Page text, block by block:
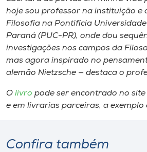
hoje sou professor na instituição e
Filosofia na Pontifícia
Paraná (PUC-PR), onde dou
investigações nos campos da
mas agora inspirado no
alemão Nietzsche — destaca o
O livro pode ser encontrado no
e em livrarias parceiras, a
Confira também